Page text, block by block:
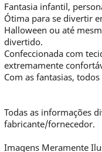
Fantasia infantil,
Ótima para se divertir
Halloween ou até
divertido.
Confeccionada com
extremamente
Com as fantasias,
Todas as informações
fabricante/fornecedor.
Imagens Meramente